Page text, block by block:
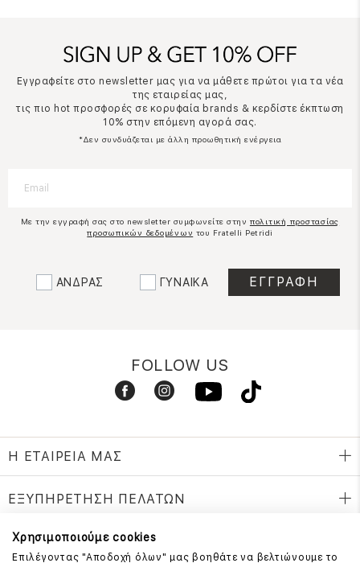
Εγγραφείτε στο newsletter μας για να μάθετε πρώτοι για τα νέα
της εταιρείας μας,
τις πιο hot προσφορές σε κορυφαία brands & κερδίστε έκπτωση
10% στην επόμενη αγορά σας.
*Δεν συνδυάζεται με άλλη προωθητική ενέργεια
Με την εγγραφή σας στο newsletter συμφωνείτε στην πολιτική προστασίας
προσωπικών δεδομένων του Fratelli Petridi
ΑΝΔΡΑΣ ΓΥΝΑΙΚΑ
FOLLOW US
Η ΕΤΑΙΡΕΙΑ ΜΑΣ
ΕΞΥΠΗΡΕΤΗΣΗ ΠΕΛΑΤΩΝ
Χρησιμοποιούμε cookies
Επιλέγοντας "Αποδοχή όλων" μας βοηθάτε να βελτιώνουμε το